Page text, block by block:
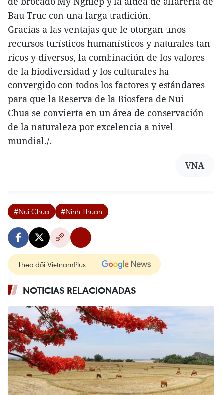
Bau Truc con una larga tradición.
Gracias a las ventajas que le otorgan unos
recursos turísticos humanísticos y naturales tan
ricos y diversos, la combinación de los valores
de la biodiversidad y los culturales ha
convergido con todos los factores y estándares
para que la Reserva de la Biosfera de Nui
Chua se convierta en un área de conservación
de la naturaleza por excelencia a nivel
mundial./.
VNA
#Nui Chua #Ninh Thuan
Theo dõi VietnamPlus
NOTICIAS RELACIONADAS